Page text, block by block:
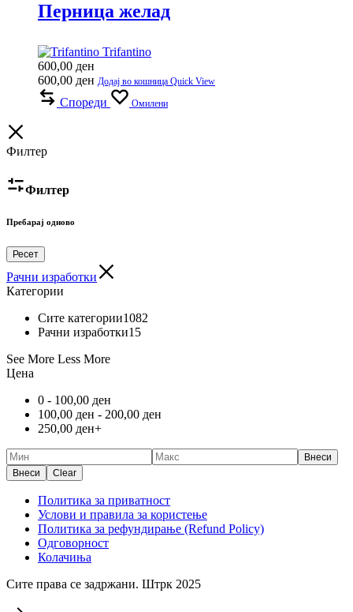
Перница желад
Trifantino
600,00 ден
600,00 ден Додај во кошница Quick View
Спореди Омилени
Филтер
Филтер
Пребарај одново
Ресет
Рачни изработки
Категории
Сите категории1082
Рачни изработки15
See More Less More
Цена
0 - 100,00 ден
100,00 ден - 200,00 ден
250,00 ден+
Внеси
Внеси
Clear
Политика за приватност
Услови и правила за користење
Политика за рефундирање (Refund Policy)
Одговорност
Колачиња
Сите права се задржани. Штрк 2025